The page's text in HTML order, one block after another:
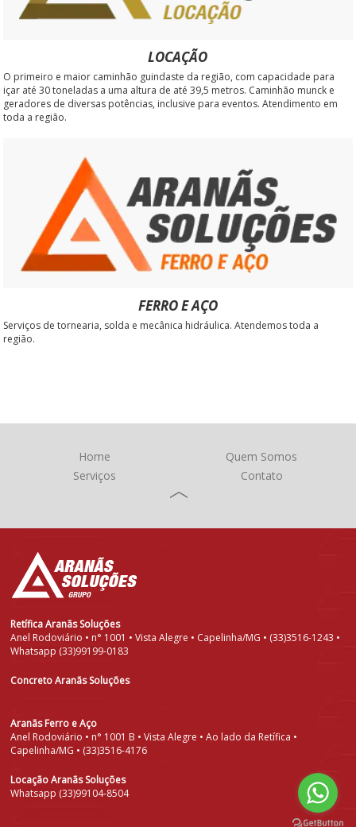
LOCAÇÃO
O primeiro e maior caminhão guindaste da região, com capacidade para
içar até 30 toneladas a uma altura de até 39,5 metros. Caminhão munck e
geradores de diversas potências, inclusive para eventos. Atendimento em
toda a região.
FERRO E AÇO
Serviços de tornearia, solda e mecânica hidráulica. Atendemos toda a
região.
Home
Quem Somos
Serviços
Contato
Retífica Aranãs Soluções
Anel Rodoviário • n° 1001 • Vista Alegre • Capelinha/MG • (33)3516-1243 •
Whatsapp (33)99199-0183
Concreto Aranãs Soluções
Aranãs Ferro e Aço
Anel Rodoviário • n° 1001 B • Vista Alegre • Ao lado da Retífica •
Capelinha/MG • (33)3516-4176
Locação Aranãs Soluções
Whatsapp (33)99104-8504